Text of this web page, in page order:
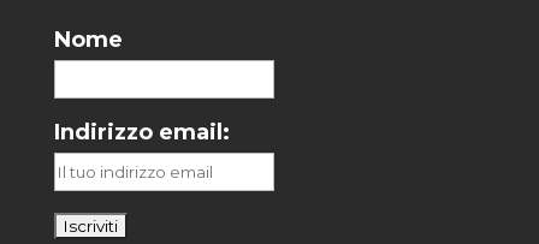
Nome
Indirizzo email: